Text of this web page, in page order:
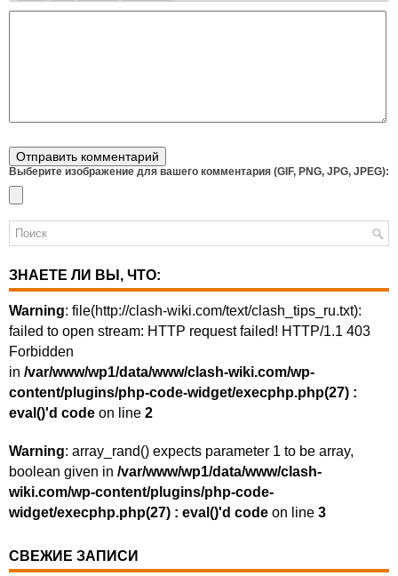
Выберите изображение для вашего комментария (GIF, PNG, JPG, JPEG):
ЗНАЕТЕ ЛИ ВЫ, ЧТО:
Warning: file(http://clash-wiki.com/text/clash_tips_ru.txt):
failed to open stream: HTTP request failed! HTTP/1.1 403
Forbidden
in /var/www/wp1/data/www/clash-wiki.com/wp-
content/plugins/php-code-widget/execphp.php(27) :
eval()'d code on line 2
Warning: array_rand() expects parameter 1 to be array,
boolean given in /var/www/wp1/data/www/clash-
wiki.com/wp-content/plugins/php-code-
widget/execphp.php(27) : eval()'d code on line 3
СВЕЖИЕ ЗАПИСИ